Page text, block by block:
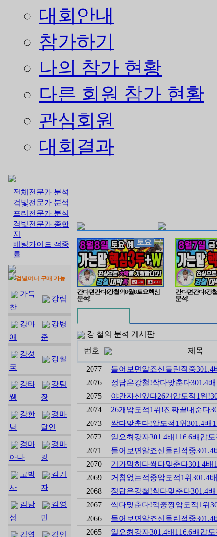
대회안내
참가하기
나의 참가 현황
다른 회원 참가 현황
관심회원
대회결과
전체전문가 분석
검빛전문가 분석
프리전문가 분석
검빛전문가 종합
지
베팅가이드 적중
률
검빛머니 구매 가능
가득
찬
강림
강마
애
강병
준
강성
국
강철
강타
쌤
강팀
장
강한
남
경마
달인
경마
아나
경마
킹
고박
사
김기
자
김남
성
김영
민
김영 김인
간다면간다!강철의8월8토요핵심
분석!
토요
간다면간다!강
분석!
강 철의 분석 게시판
번호
제목
2077
들어보면알죠신들린적중301.4
2076
정답은강철!싹다맞춘다301.4배
2075
야간자신있다26개압도적1위
2074
26개압도적1위!진짜끝내준다
2073
싹다맞춘다!압도적1위301.4배
2072
일요최강자301.4배116.6배압
2071
들어보면알죠신들린적중301.4
2070
기가막히다싹다맞춘다301.4배
2069
거침없는적중압도적1위301.4
2068
정답은강철!싹다맞춘다301.4배
2067
싹다맞춘다!적중짱압도적1위
2066
들어보면알죠신들린적중301.4
2065
일요최강자301.4배116.6배압